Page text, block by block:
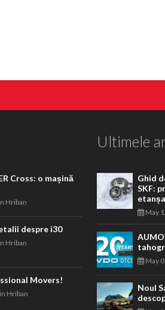
Cross: o mașină
Hriban
despre i30
Hriban
Movers!
Hriban
Ultimele
Ghid
SKF:
May
May
Noul